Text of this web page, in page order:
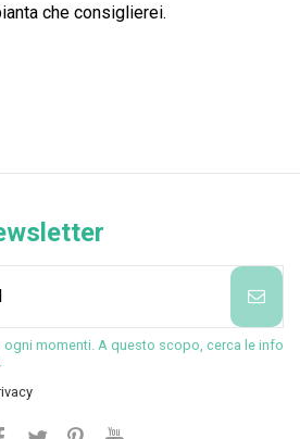
che consiglierei.
ogni momenti. A questo scopo, cerca le info